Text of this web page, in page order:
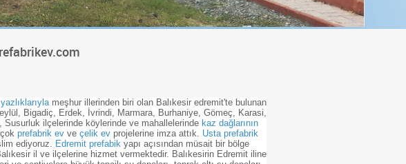
meşhur illerinden biri olan Balıkesir edremit'te bulunan
Bigadiç, Erdek, İvrindi, Marmara, Burhaniye, Gömeç, Karasi,
Susurluk ilçelerinde köylerinde ve mahallelerinde kaz dağlarının
prefabrik evve çelik evprojelerine imza attık. Usta prefabrik
ediyoruz. Edremit prefabikyapı açısından müsait bir bölge
il ve ilçelerine hizmet vermektedir. Balıkesirin Edremit iline